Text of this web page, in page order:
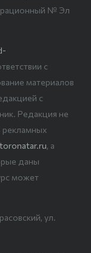
№ Эл
с
материалов
с
Редакция не
рекламных
, а
даны
может
ул.